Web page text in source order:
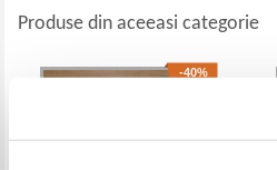
Produse din aceeasi categorie
-40%